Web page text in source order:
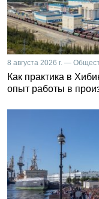
8 августа 2026 г. —
Как практика в
опыт работы в